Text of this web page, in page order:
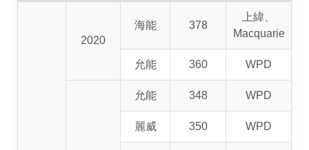
2020
海能 378
上緯、
Macquarie
允能 360 WPD
允能 348 WPD
麗威 350 WPD